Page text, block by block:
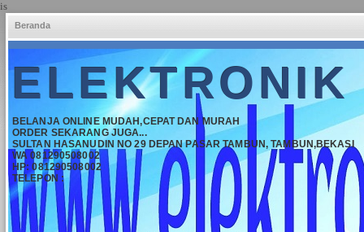
is
Beranda
BELANJA ONLINE MUDAH,CEPAT DAN MURAH
ORDER SEKARANG JUGA...
SULTAN HASANUDIN NO 29 DEPAN PASAR TAMBUN, TAMBUN,BEKASI
WA 081290508002
HP: 081290508002
TELEPON :